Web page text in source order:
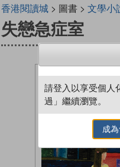
香港閱讀城> 圖書 > 文學小
失戀急症室
請登入以享受個人
過」繼續瀏覽。
成